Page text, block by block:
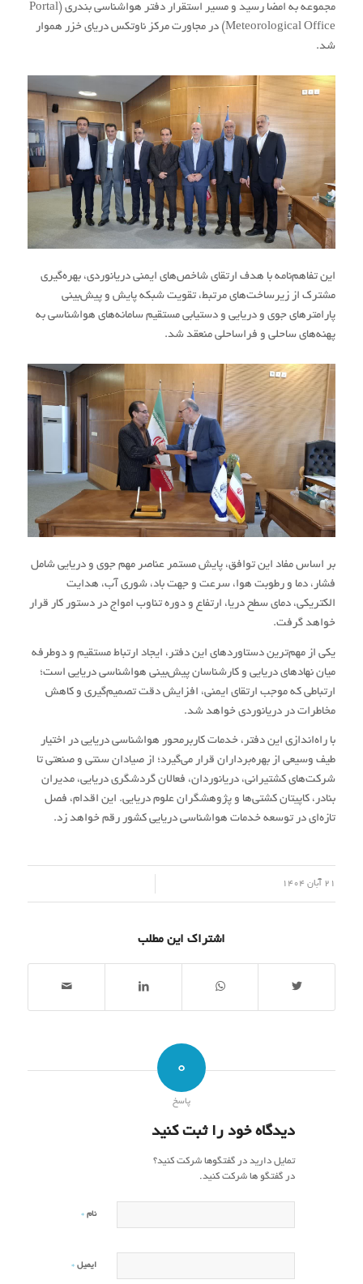
مجموعه به امضا رسید و مسیر استقرار دفتر هواشناسی بندری (Portal
Meteorological Office) در مجاورت مرکز ناوتکس دریای خزر هموار
شد.
این تفاهم‌نامه با هدف ارتقای شاخص‌های ایمنی دریانوردی، بهره‌گیری
مشترک از زیرساخت‌های مرتبط، تقویت شبکه پایش و پیش‌بینی
پارامترهای جوی و دریایی و دستیابی مستقیم سامانه‌های هواشناسی به
پهنه‌های ساحلی و فراساحلی منعقد شد.
بر اساس مفاد این توافق، پایش مستمر عناصر مهم جوی و دریایی شامل
فشار، دما و رطوبت هوا، سرعت و جهت باد، شوری آب، هدایت
الکتریکی، دمای سطح دریا، ارتفاع و دوره تناوب امواج در دستور کار قرار
خواهد گرفت.
یکی از مهم‌ترین دستاوردهای این دفتر، ایجاد ارتباط مستقیم و دوطرفه
میان نهادهای دریایی و کارشناسان پیش‌بینی هواشناسی دریایی است؛
ارتباطی که موجب ارتقای ایمنی، افزایش دقت تصمیم‌گیری و کاهش
مخاطرات در دریانوردی خواهد شد.
با راه‌اندازی این دفتر، خدمات کاربرمحور هواشناسی دریایی در اختیار
طیف وسیعی از بهره‌برداران قرار می‌گیرد؛ از صیادان سنتی و صنعتی تا
شرکت‌های کشتیرانی، دریانوردان، فعالان گردشگری دریایی، مدیران
بنادر، کاپیتان کشتی‌ها و پژوهشگران علوم دریایی. این اقدام، فصل
تازه‌ای در توسعه خدمات هواشناسی دریایی کشور رقم خواهد زد.
21 آبان 1404
اشتراک این مطلب
0
پاسخ
دیدگاه خود را ثبت کنید
تمایل دارید در گفتگوها شرکت کنید؟
در گفتگو ها شرکت کنید.
نام *
ایمیل *